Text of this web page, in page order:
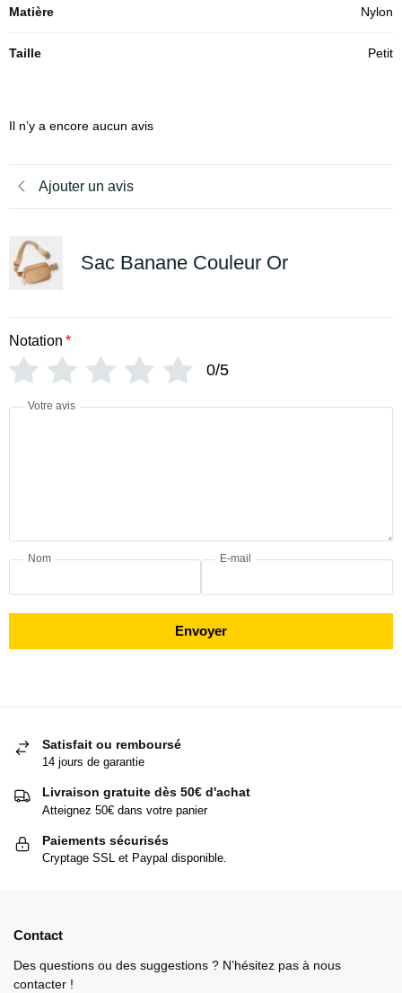
Matière Nylon
Taille Petit
Il n’y a encore aucun avis
Ajouter un avis
Sac Banane Couleur Or
Notation *
0/5
Votre avis
Nom E-mail
Envoyer
Satisfait ou remboursé
14 jours de garantie
Livraison gratuite dès 50€ d'achat
Atteignez 50€ dans votre panier
Paiements sécurisés
Cryptage SSL et Paypal disponible.
Contact
Des questions ou des suggestions ? N’hésitez pas à nous
contacter !